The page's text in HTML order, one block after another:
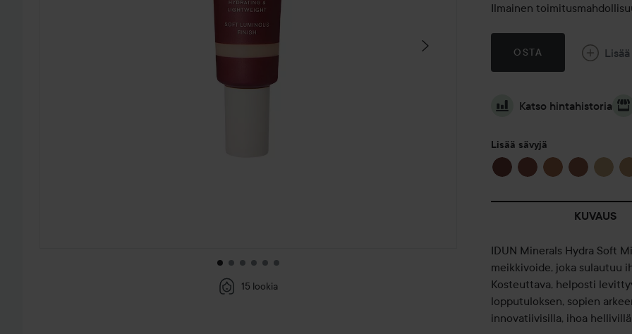
15 lookia
Ilmainen
OSTA Lisää
Katso hintahistoria
Lisää sävyjä
KUVAUS
IDUN Minerals Hydra Soft
meikkivoide, joka sulautuu
Kosteuttava, helposti
lopputuloksen, sopien
innovatiivisilla, ihoa